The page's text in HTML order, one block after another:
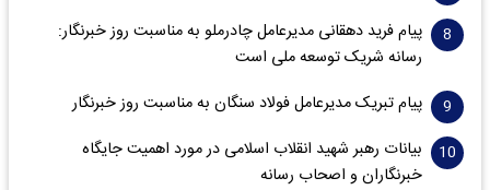
پیام فرید دهقانی مدیرعامل چادرملو به مناسبت روز خبرنگار:
رسانه شریک توسعه ملی است
پیام تبریک مدیرعامل فولاد سنگان به مناسبت روز خبرنگار
بیانات رهبر شهید انقلاب اسلامی در مورد اهمیت جایگاه
خبرنگاران و اصحاب رسانه